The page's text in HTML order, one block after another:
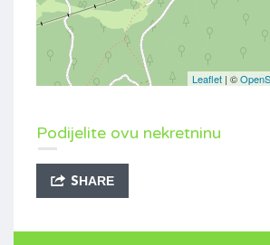
Leaflet | ©
Podijelite ovu nekretninu
SHARE